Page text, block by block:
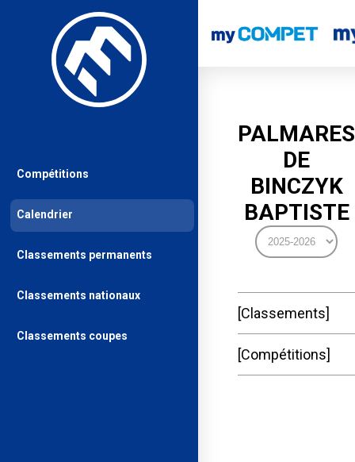
PALMARES
DE
BINCZYK
BAPTISTE
Classements
Compétitions
Compétitions
Calendrier
Classements permanents
Classements nationaux
Classements coupes